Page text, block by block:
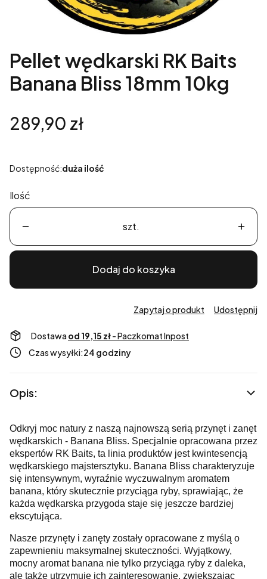
Pellet wędkarski RK Baits
Banana Bliss 18mm 10kg
Cena
289,90 zł
Dostępność:duża ilość
Ilość
szt.
Dodaj do koszyka
Zapytaj o produkt Udostępnij
Dostawa od 19,15 zł- Paczkomat Inpost
Czas wysyłki:24 godziny
Opis:
Odkryj moc natury z naszą najnowszą serią przynęt i zanęt
wędkarskich - Banana Bliss. Specjalnie opracowana przez
ekspertów RK Baits, ta linia produktów jest kwintesencją
wędkarskiego majstersztyku. Banana Bliss charakteryzuje
się intensywnym, wyraźnie wyczuwalnym aromatem
banana, który skutecznie przyciąga ryby, sprawiając, że
każda wędkarska przygoda staje się jeszcze bardziej
ekscytująca.
Nasze przynęty i zanęty zostały opracowane z myślą o
zapewnieniu maksymalnej skuteczności. Wyjątkowy,
mocny aromat banana nie tylko przyciąga ryby z daleka,
ale także utrzymuje ich zainteresowanie, zwiększając